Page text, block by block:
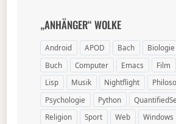
„ANHÄNGER“ WOLKE
Android APOD Bach Biologie
Buch
Computer Emacs Film
Lisp
Musik Nightflight
Psychologie
Python
Religion
Sport Web Windows